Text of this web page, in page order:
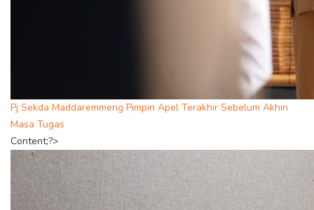
Pj Sekda Maddaremmeng Pimpin Apel Terakhir Sebelum Akhiri
Masa Tugas
Content;?>